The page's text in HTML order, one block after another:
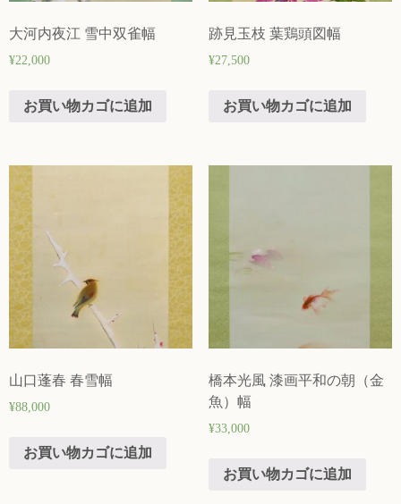
大河内夜江 雪中双雀幅
¥22,000
お買い物カゴに追加
跡見玉枝 葉鶏頭図幅
¥27,500
お買い物カゴに追加
山口蓬春 春雪幅
¥88,000
お買い物カゴに追加
橋本光風 漆画平和の朝（金
魚）幅
¥33,000
お買い物カゴに追加